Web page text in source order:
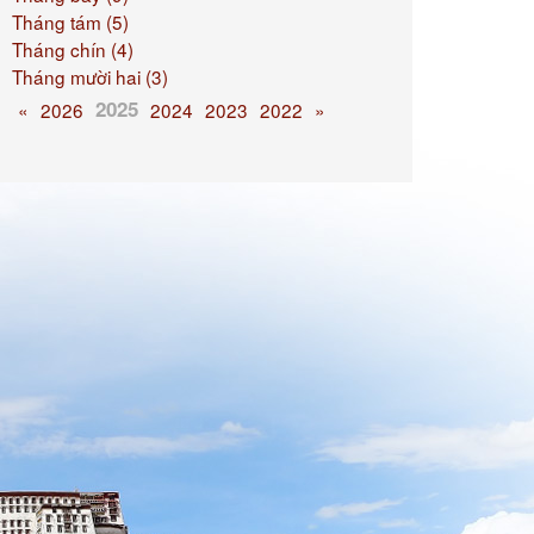
Tháng tám (5)
Tháng chín (4)
Tháng mười hai (3)
« 2026 2025 2024 2023 2022 »